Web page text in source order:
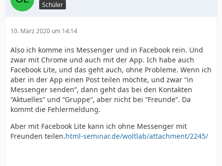
Schüler
10. März 2020 um 14:14
Also ich komme ins Messenger und in Facebook rein. Und
zwar mit Chrome und auch mit der App. Ich habe auch
Facebook Lite, und das geht auch, ohne Probleme. Wenn ich
aber in der App einen Post teilen möchte, und zwar “in
Messenger senden“, dann geht das bei den Kontakten
“Aktuelles“ und “Gruppe“, aber nicht bei “Freunde“. Da
kommt die Fehlermeldung.
Aber mit Facebook Lite kann ich ohne Messenger mit
Freunden teilen.html-seminar.de/woltlab/attachment/2245/